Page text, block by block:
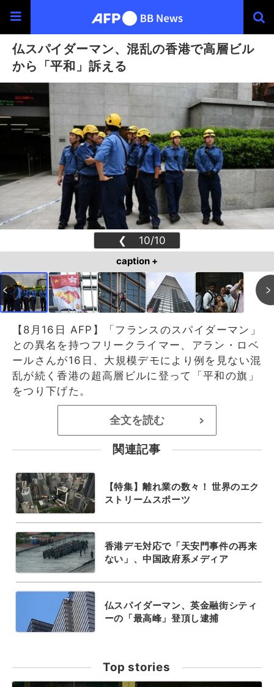
仏スパイダーマン、混乱の香港で高層ビル
から「平和」訴える
❮
10/10
❯
caption +
【8月16日 AFP】「フランスのスパイダーマン」
との異名を持つフリークライマー、アラン・ロベ
ールさんが16日、大規模デモにより例を見ない混
乱が続く香港の超高層ビルに登って「平和の旗」
をつり下げた。
全文を読む >
関連記事
【特集】離れ業の数々！ 世界のエク
ストリームスポーツ
香港デモ対応で「天安門事件の再来
ない」、中国政府系メディア
仏スパイダーマン、英金融街シティ
ーの「最高峰」登頂し逮捕
Top stories